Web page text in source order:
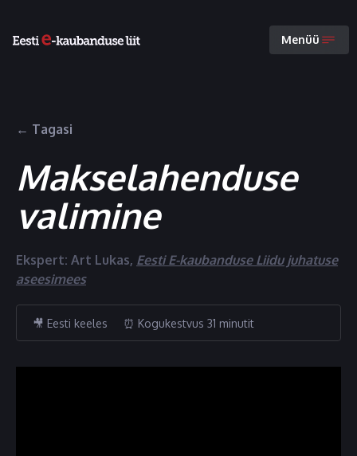
Menüü
← Tagasi
Makselahenduse
valimine
Ekspert: Art Lukas, Eesti E-kaubanduse Liidu juhatuse
aseesimees
🎥 Eesti keeles ⏰ Kogukestvus 31 minutit